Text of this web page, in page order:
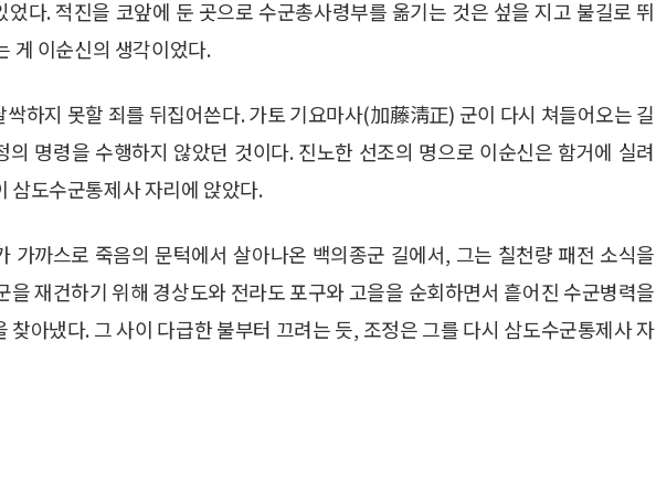
다. 적진을 코앞에 둔 곳으로 수군총사령부를 옮기는 것은 섶을 지고 불길로 뛰
게 이순신의 생각이었다.
하지 못할 죄를 뒤집어쓴다. 가토 기요마사(加藤淸正) 군이 다시 쳐들어오는 길
의 명령을 수행하지 않았던 것이다. 진노한 선조의 명으로 이순신은 함거에 실려
삼도수군통제사 자리에 앉았다.
가까스로 죽음의 문턱에서 살아나온 백의종군 길에서, 그는 칠천량 패전 소식을
을 재건하기 위해 경상도와 전라도 포구와 고을을 순회하면서 흩어진 수군병력을
찾아냈다. 그 사이 다급한 불부터 끄려는 듯, 조정은 그를 다시 삼도수군통제사 자